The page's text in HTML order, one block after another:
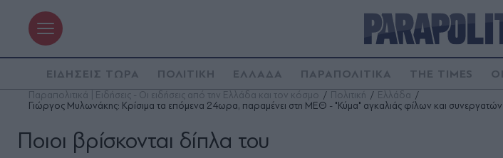
ΕΙΔΗΣΕΙΣ ΤΩΡΑ ΠΟΛΙΤΙΚΗ ΕΛΛΑΔΑ ΠΑΡΑΠΟΛΙΤΙΚΑ THE TIMES
Παραπολιτικά | Ειδήσεις - Οι ειδήσεις από την Ελλάδα και τον κόσμο Πολιτική
Ελλάδα
Γιώργος Μυλωνάκης: Κρίσιμα τα επόμενα 24ωρα, παραμένει στη ΜΕΘ - "Κύμα" αγκαλιάς φίλων και συνεργατών
Ποιοι βρίσκονται δίπλα του